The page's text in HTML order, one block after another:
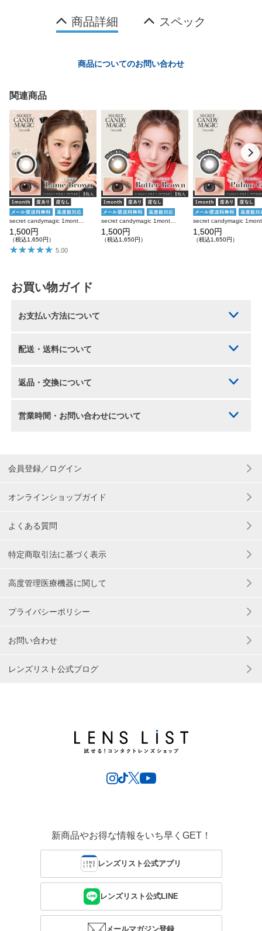
商品詳細 スペック
商品についてのお問い合わせ
関連商品
secret candymagic 1month ラメブラウン 度あり 度なし 1枚入り×2箱 計2枚 シークレットキャンディーマジック カラコン
1,500円
（税込1,650円）
5.00
secret candymagic 1month バターブラウン 度あり 度なし 1枚入り×2箱 計2枚 シークレットキャンディーマジック カラコン
1,500円
（税込1,650円）
1,500円
（税込1,650円）
お買い物ガイド
お支払い方法について
配送・送料について
返品・交換について
営業時間・お問い合わせについて
会員登録／ログイン
オンラインショップガイド
よくある質問
特定商取引法に基づく表示
高度管理医療機器に関して
プライバシーポリシー
お問い合わせ
レンズリスト公式ブログ
新商品やお得な情報をいち早くGET！
レンズリスト公式アプリ
レンズリスト公式LINE
メールマガジン登録